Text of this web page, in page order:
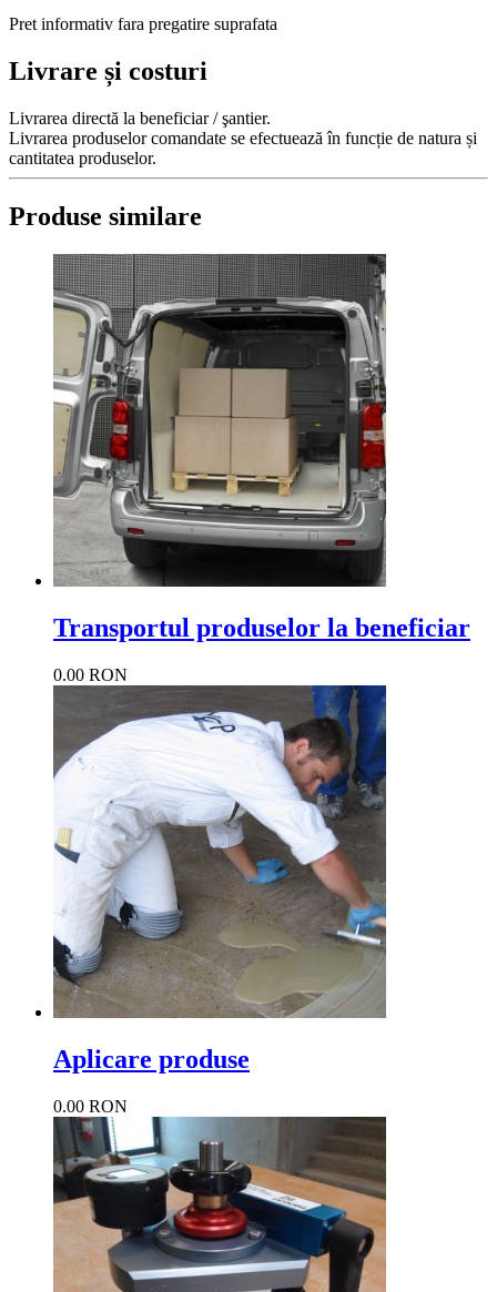
Pret informativ fara pregatire suprafata
Livrare și costuri
Livrarea directă la beneficiar / şantier.
Livrarea produselor comandate se efectuează în funcție de natura și
cantitatea produselor.
Produse similare
Transportul produselor la beneficiar
0.00 RON
Aplicare produse
0.00 RON